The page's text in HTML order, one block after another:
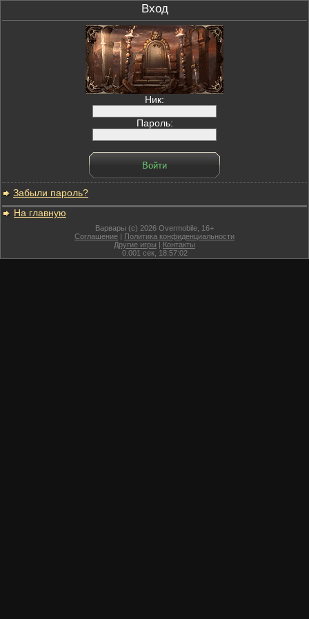
Вход
Ник:
Пароль:
Забыли пароль?
На главную
Варвары (c) 2026 Overmobile, 16+
Соглашение | Политика конфиденциальности
Другие игры | Контакты
0.001 сек, 18:57:02